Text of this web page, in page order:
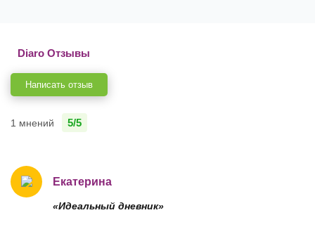
Diaro Отзывы
Написать отзыв
1 мнений 5/5
Екатерина
«Идеальный дневник»